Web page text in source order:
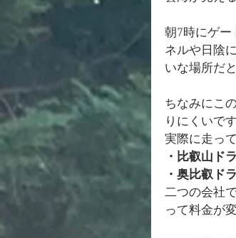
朝7時にゲー
ネルや日陰
いな場所だ
ちなみにこ
りにくいです
実際に走っ
・比叡山ド
・奥比叡ド
二つの会社
って料金が